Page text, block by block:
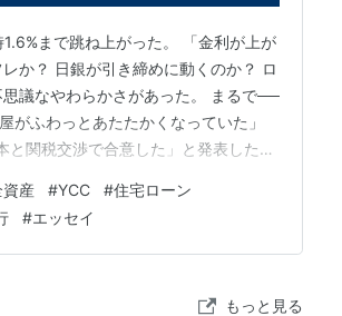
まで跳ね上がった。 「金利が上が
か？ 日銀が引き締めに動くのか？ ロ
議なやわらかさがあった。 まるで──
がふわっとあたたかくなっていた」
関税交渉で合意した」と発表した。
動車関税はたった2.5%だった。それ
産 #YCC #住宅ローン
#エッセイ
もっと見る